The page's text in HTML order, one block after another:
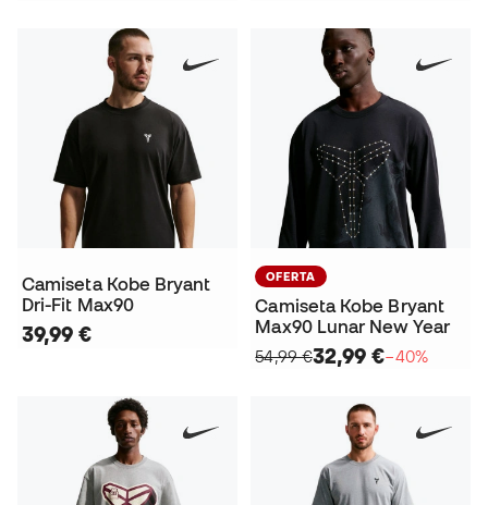
Camiseta Kobe Bryant
Dri-Fit Max90
39,99 €
OFERTA
Camiseta Kobe Bryant
Max90 Lunar New Year
54,99 €32,99 €−40%